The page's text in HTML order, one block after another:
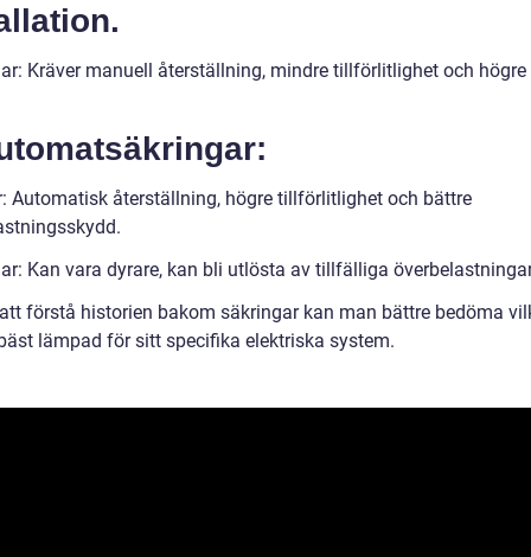
Kräver manuell återställning, mindre tillförlitlighet och
Automatisk återställning, högre tillförlitlighet och bättre
Kan vara dyrare, kan bli utlösta av tillfälliga
förstå historien bakom säkringar kan man bättre bedöma
lämpad för sitt specifika elektriska system.